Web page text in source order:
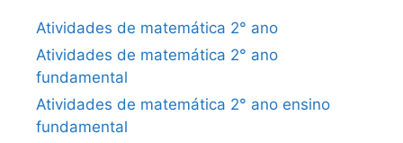
Atividades de matemática 2° ano
Atividades de matemática 2° ano
fundamental
Atividades de matemática 2° ano ensino
fundamental